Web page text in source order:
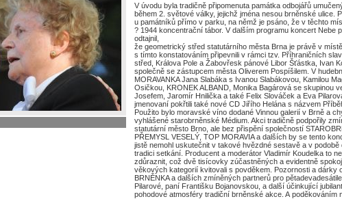
V úvodu byla tradičně připomenuta památka odbojářů
během 2. světové války, jejichž jména nesou brněnské ulice.
u památníků přímo v parku, na němž je psáno, že v těchto
? 1944 koncentrační tábor. V dalším programu koncert Nebe
odtajnil,
že geometrický střed statutárního města Brna je právě v
s tímto konstatováním připevnili v rámci tzv. Příhraničních
střed, Králova Pole a Žabovřesk pánové Libor Šťástka, Ivan
společně se zástupcem města Oliverem Pospíšilem. V
MORAVANKA Jana Slabáka s Ivanou Slabákovou, Kamilou
Osičkou, KRONEK ALBAND, Monika Bagárová se skupinou
Josefem, Jaromír Hnilička a také Felix Slováček a Eva
jmenovaní pokřtili také nové CD Jiřího Helána s názvem
Použito bylo moravské víno dodané Vinnou galerií v Brně a
vyhlášené starobrněnské Médium. Akci tradičně podpořily
statutární město Brno, ale bez přispění společností
PŘEMYSL VESELÝ, TOP MORAVIA a dalších by se tento
jistě nemohl uskutečnit v takové hvězdné sestavě a v
tradici setkání. Producent a moderátor Vladimír Koudelka to
zdůraznit, což dvě tisícovky zúčastněných a evidentně
věkových kategorií kvitovali s povděkem. Pozornosti a dárky
BRNĚNKA a dalších zmíněných partnerů pro
Pilarové, paní Františku Bojanovskou, a další účinkující
pohodové atmosféry tradiční brněnské akce. A poděkováním